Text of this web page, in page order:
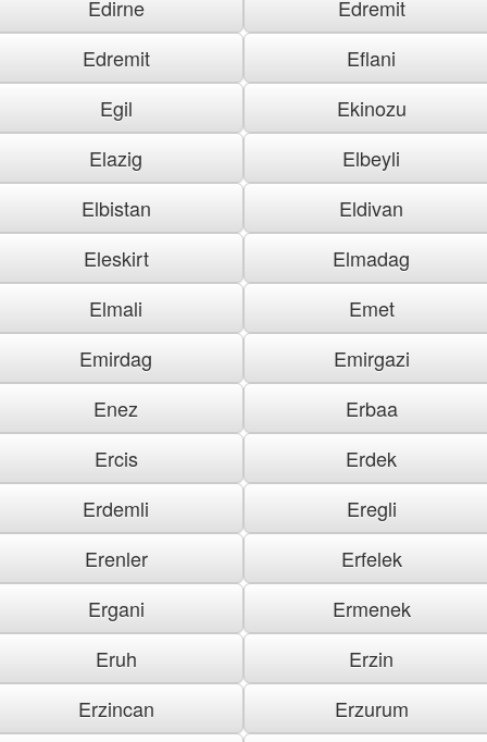
Edirne
Edremit
Edremit
Eflani
Egil
Ekinozu
Elazig
Elbeyli
Elbistan
Eldivan
Eleskirt
Elmadag
Elmali
Emet
Emirdag
Emirgazi
Enez
Erbaa
Ercis
Erdek
Erdemli
Eregli
Erenler
Erfelek
Ergani
Ermenek
Eruh
Erzin
Erzincan
Erzurum